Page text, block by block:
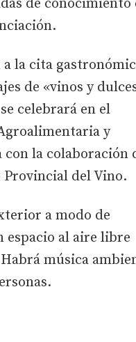
de conocimiento
la cita
de «vinos y
celebrará en el
y
con la colaboración
Provincial del Vino.
a modo de
espacio al aire libre
música